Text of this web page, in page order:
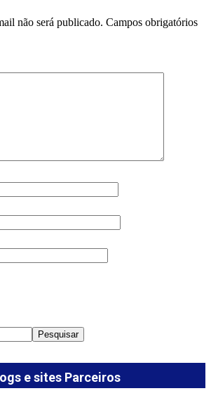
não será publicado. Campos obrigatórios
Pesquisar
e sites Parceiros